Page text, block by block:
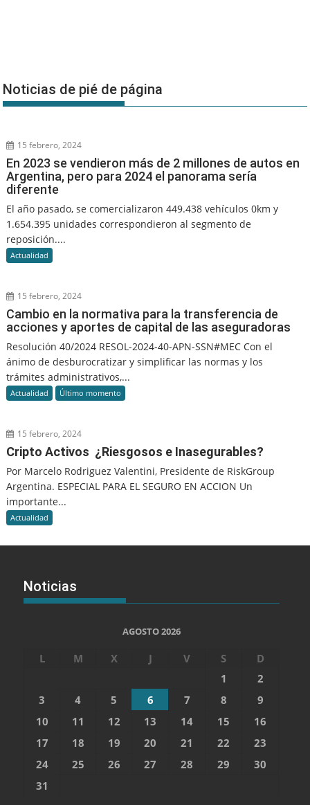
Noticias de pié de página
15 febrero, 2024
En 2023 se vendieron más de 2 millones de autos en
Argentina, pero para 2024 el panorama sería
diferente
El año pasado, se comercializaron 449.438 vehículos 0km y
1.654.395 unidades correspondieron al segmento de
reposición....
Actualidad
15 febrero, 2024
Cambio en la normativa para la transferencia de
acciones y aportes de capital de las aseguradoras
Resolución 40/2024 RESOL-2024-40-APN-SSN#MEC Con el
ánimo de desburocratizar y simplificar las normas y los
trámites administrativos,...
Actualidad Último momento
15 febrero, 2024
Cripto Activos ¿Riesgosos e Inasegurables?
Por Marcelo Rodriguez Valentini, Presidente de RiskGroup
Argentina. ESPECIAL PARA EL SEGURO EN ACCION Un
importante...
Actualidad
Noticias
AGOSTO 2026
L M X J V S
D
1
2
3
4 5 6 7 8
9
10
11 12 13 14 15
16
17
18 19 20 21 22
23
24
25 26 27 28 29
30
31